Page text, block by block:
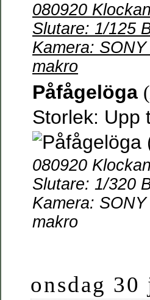
080920
Slutare: 1/125
Kamera:
makro
Påfågelöga (
Storlek: Upp
080920
Slutare: 1/320
Kamera:
makro
onsdag